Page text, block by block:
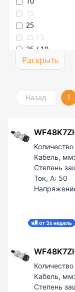
18-20
24,5-26
24-28
15
25
25 / 5
25 / 10
30 / 5
50 / 25
100 / 50
200 / 50
Раскрыть
Назад 1
Кабель, мм:
Степень
Ток, А: 50
от 3х недель
Кабель, мм:
Степень